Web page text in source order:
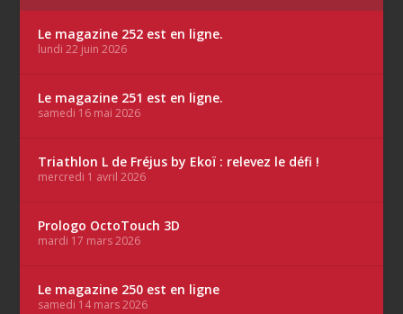
Le magazine 252 est en ligne.
lundi 22 juin 2026
Le magazine 251 est en ligne.
samedi 16 mai 2026
Triathlon L de Fréjus by Ekoï : relevez le défi !
mercredi 1 avril 2026
Prologo OctoTouch 3D
mardi 17 mars 2026
Le magazine 250 est en ligne
samedi 14 mars 2026